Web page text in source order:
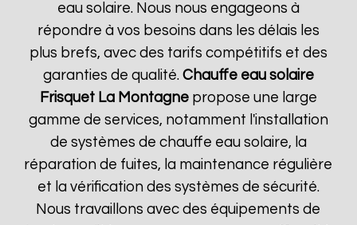
eau solaire. Nous nous engageons à
répondre à vos besoins dans les délais les
plus brefs, avec des tarifs compétitifs et des
garanties de qualité. Chauffe eau solaire
Frisquet La Montagnepropose une large
gamme de services, notamment l'installation
de systèmes de chauffe eau solaire, la
réparation de fuites, la maintenance régulière
et la vérification des systèmes de sécurité.
Nous travaillons avec des équipements de